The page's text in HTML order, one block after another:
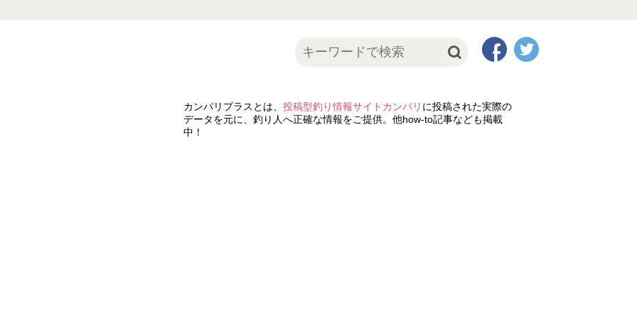
カンパリプラスとは、 投稿型釣り情報サイトカンパリ に投稿された実際の
データを元に、釣り人へ正確な情報をご提供。他how-to記事なども掲載
中！